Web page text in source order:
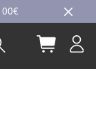
Buscar Mi